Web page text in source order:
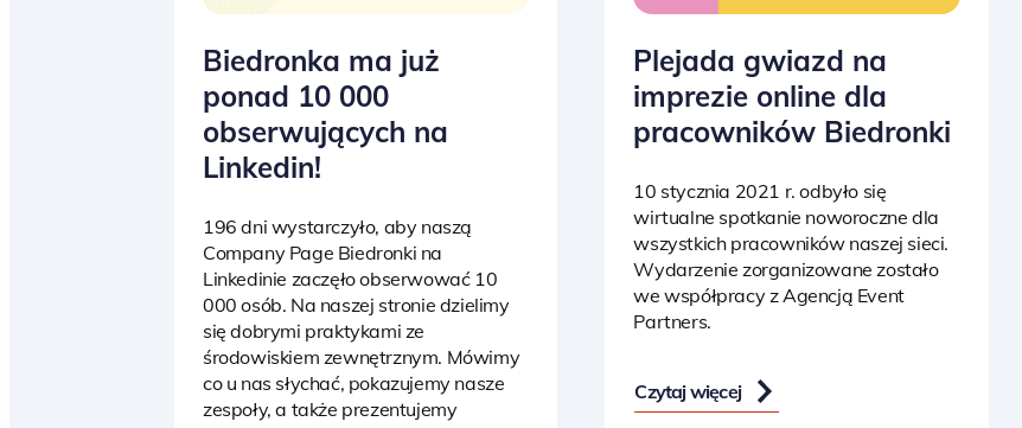
Biedronka ma już
ponad 10 000
obserwujących na
Linkedin!
196 dni wystarczyło, aby naszą
Company Page Biedronki na
Linkedinie zaczęło obserwować 10
000 osób. Na naszej stronie dzielimy
się dobrymi praktykami ze
środowiskiem zewnętrznym. Mówimy
co u nas słychać, pokazujemy nasze
zespoły, a także prezentujemy
Plejada gwiazd na
imprezie online dla
pracowników Biedronki
10 stycznia 2021 r. odbyło się
wirtualne spotkanie noworoczne dla
wszystkich pracowników naszej sieci.
Wydarzenie zorganizowane zostało
we współpracy z Agencją Event
Partners.
Czytaj więcej